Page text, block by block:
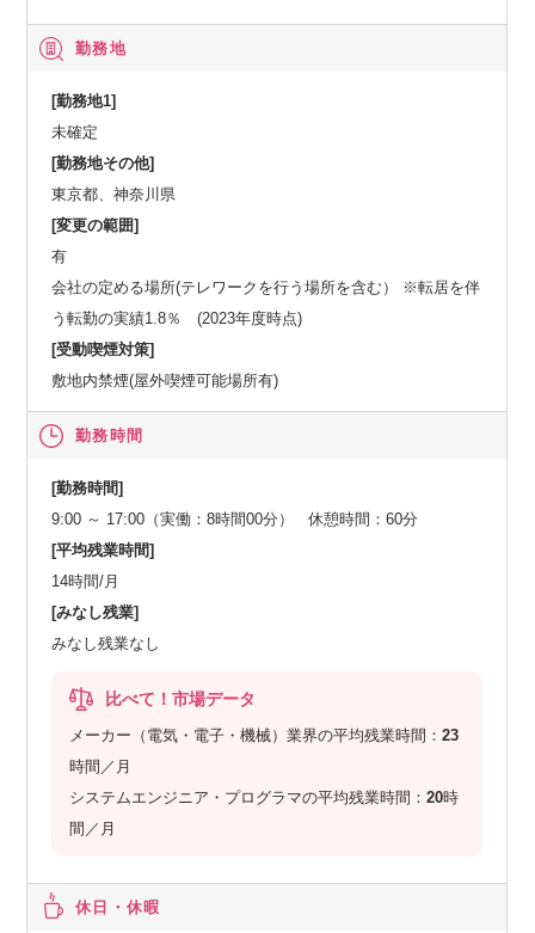
勤務地
[勤務地1]
未確定
[勤務地その他]
東京都、神奈川県
[変更の範囲]
有
会社の定める場所(テレワークを行う場所を含む） ※転居を伴
う転勤の実績1.8％ (2023年度時点)
[受動喫煙対策]
敷地内禁煙(屋外喫煙可能場所有)
勤務時間
[勤務時間]
9:00 ～ 17:00（実働：8時間00分） 休憩時間：60分
[平均残業時間]
14時間/月
[みなし残業]
みなし残業なし
比べて！市場データ
メーカー（電気・電子・機械）業界の平均残業時間：23
時間／月
システムエンジニア・プログラマの平均残業時間：20時
間／月
休日・休暇